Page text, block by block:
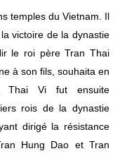
temples du Vietnam. Il
victoire de la dynastie
le roi père Tran Thai
à son fils, souhaita en
Thai Vi fut ensuite
rois de la dynastie
dirigé la résistance
Hung Dao et Tran